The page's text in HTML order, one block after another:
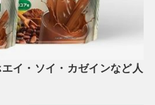
イ・ソイ・カゼインなど人